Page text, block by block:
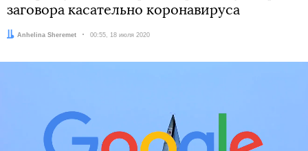
заговора касательно коронавируса
Автор:
Anhelina Sheremet Дата:
00:55, 18 июля 2020